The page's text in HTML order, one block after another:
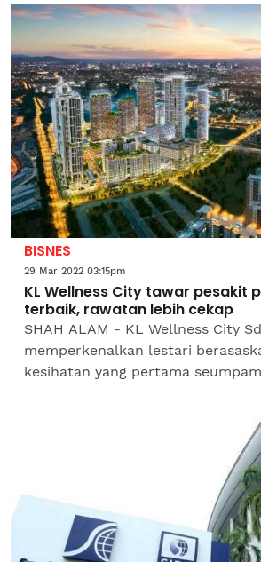
berlaku kepada negara jika...
BISNES
29 Mar 2022 03:15pm
KL Wellness City tawar pesakit
terbaik, rawatan lebih cekap
SHAH ALAM - KL Wellness City
memperkenalkan lestari
kesihatan yang pertama